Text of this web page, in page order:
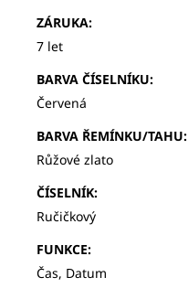
ZÁRUKA:
7 let
BARVA ČÍSELNÍKU:
Červená
BARVA ŘEMÍNKU/TAHU:
Růžové zlato
ČÍSELNÍK:
Ručičkový
FUNKCE:
Čas, Datum